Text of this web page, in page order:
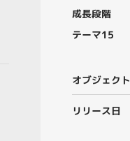
成長段階
テーマ15
オブジェクト
リリース日